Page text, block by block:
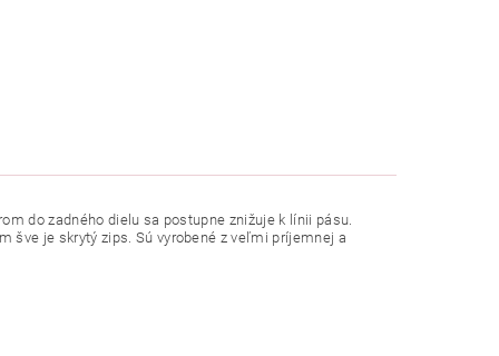
do zadného dielu sa postupne znižuje k línii pásu
šve je skrytý zips . Sú vyrobené z veľmi príjemnej a